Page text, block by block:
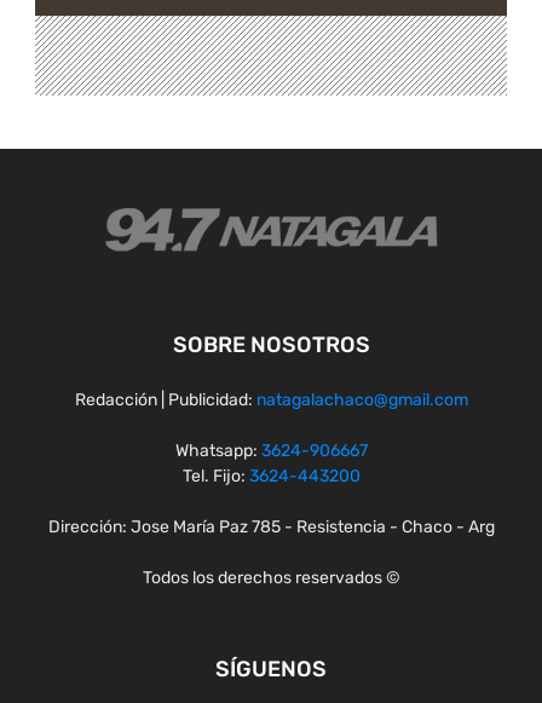
SOBRE NOSOTROS
Redacción | Publicidad: natagalachaco@gmail.com
Whatsapp: 3624-906667
Tel. Fijo: 3624-443200
Dirección: Jose María Paz 785 - Resistencia - Chaco - Arg
Todos los derechos reservados ©
SÍGUENOS